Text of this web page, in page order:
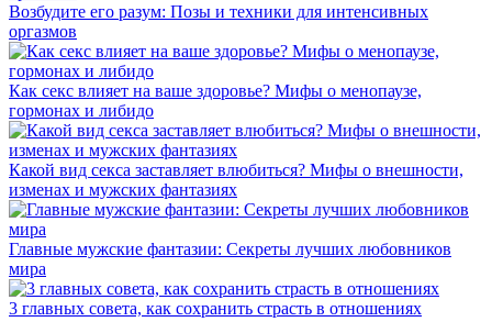
Возбудите его разум: Позы и техники для интенсивных
оргазмов
Как секс влияет на ваше здоровье? Мифы о менопаузе,
гормонах и либидо
Какой вид секса заставляет влюбиться? Мифы о внешности,
изменах и мужских фантазиях
Главные мужские фантазии: Секреты лучших любовников
мира
3 главных совета, как сохранить страсть в отношениях